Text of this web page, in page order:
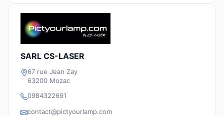
SARL CS-LASER
67 rue Jean Zay
63200 Mozac
0984322691
contact@pictyourlamp.com